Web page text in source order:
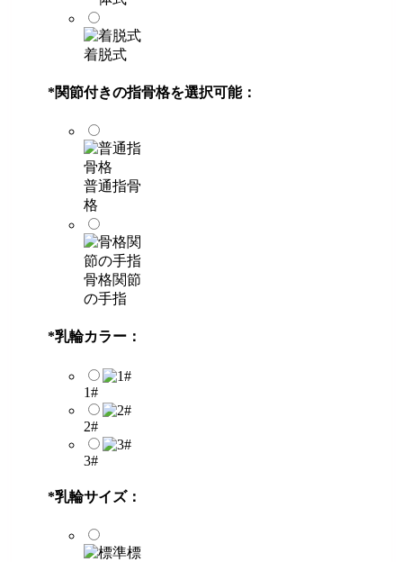
着脱式
*関節付きの指骨格を選択可能：
普通指骨
格
骨格関節
の手指
*乳輪カラー：
1#
2#
3#
*乳輪サイズ：
標